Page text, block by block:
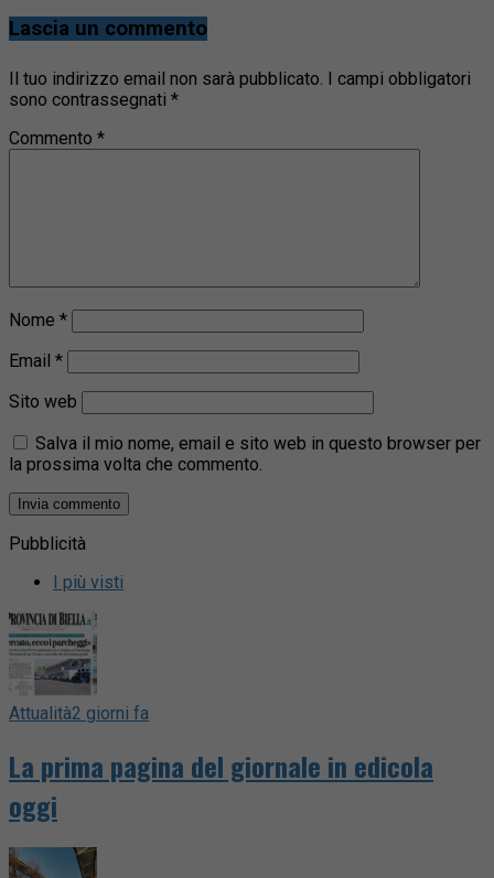
Lascia un commento
Il tuo indirizzo email non sarà pubblicato.
I campi obbligatori
sono contrassegnati *
Commento *
Nome *
Email *
Sito web
Salva il mio nome, email e sito web in questo browser per
la prossima volta che commento.
Pubblicità
I più visti
Attualità2 giorni fa
La prima pagina del giornale in edicola
oggi